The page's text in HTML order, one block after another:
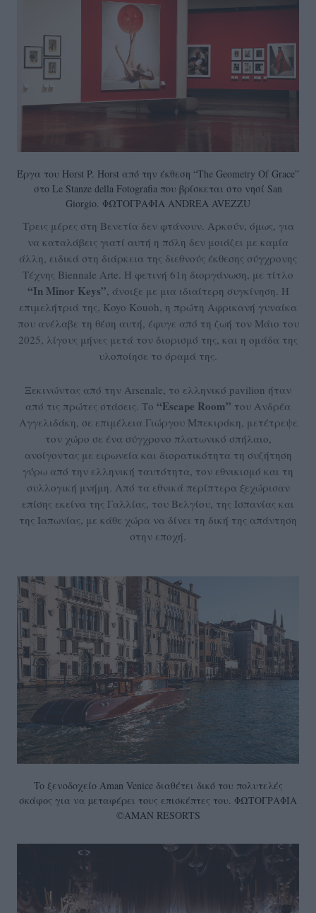
Έργα του Horst P. Horst από την έκθεση “The Geometry Of Grace”
στο Le Stanze della Fotografia που βρίσκεται στο νησί San
Giorgio. ΦΩΤΟΓΡΑΦΙΑ ANDREA AVEZZU
Τρεις μέρες στη Βενετία δεν φτάνουν. Αρκούν, όμως, για
να καταλάβεις γιατί αυτή η πόλη δεν μοιάζει με καμία
άλλη, ειδικά στη διάρκεια της διεθνούς έκθεσης σύγχρονης
Τέχνης Biennale Arte. Η φετινή 61η διοργάνωση, με τίτλο
“In Minor Keys”, άνοιξε με μια ιδιαίτερη συγκίνηση. Η
επιμελήτριά της, Koyo Kouoh, η πρώτη Αφρικανή γυναίκα
που ανέλαβε τη θέση αυτή, έφυγε από τη ζωή τον Μάιο του
2025, λίγους μήνες μετά τον διορισμό της, και η ομάδα της
υλοποίησε το όραμά της.
Ξεκινώντας από την Arsenale, το ελληνικό pavilion ήταν
από τις πρώτες στάσεις. Το “Escape Room” του Ανδρέα
Αγγελιδάκη, σε επιμέλεια Γιώργου Μπεκιράκη, μετέτρεψε
τον χώρο σε ένα σύγχρονο πλατωνικό σπήλαιο,
ανοίγοντας με ειρωνεία και διορατικότητα τη συζήτηση
γύρω από την ελληνική ταυτότητα, τον εθνικισμό και τη
συλλογική μνήμη. Από τα εθνικά περίπτερα ξεχώρισαν
επίσης εκείνα της Γαλλίας, του Βελγίου, της Ισπανίας και
της Ιαπωνίας, με κάθε χώρα να δίνει τη δική της απάντηση
στην εποχή.
To ξενοδοχείο Aman Venice διαθέτει δικό του πολυτελές
σκάφος για να µεταφέρει τους επισκέπτες του. ΦΩΤΟΓΡΑΦΙΑ
©AMAN RESORTS